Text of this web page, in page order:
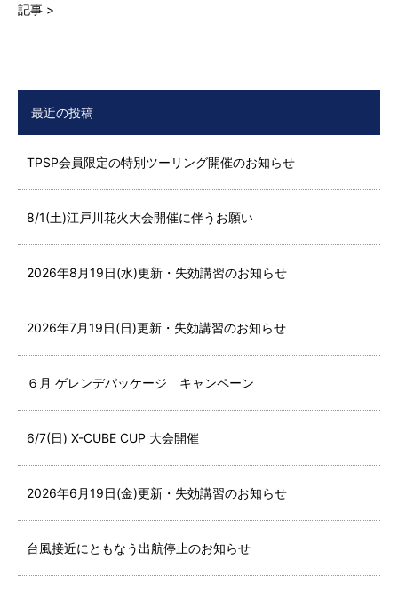
記事 >
最近の投稿
TPSP会員限定の特別ツーリング開催のお知らせ
8/1(土)江戸川花火大会開催に伴うお願い
2026年8月19日(水)更新・失効講習のお知らせ
2026年7月19日(日)更新・失効講習のお知らせ
６月 ゲレンデパッケージ キャンペーン
6/7(日) X-CUBE CUP 大会開催
2026年6月19日(金)更新・失効講習のお知らせ
台風接近にともなう出航停止のお知らせ